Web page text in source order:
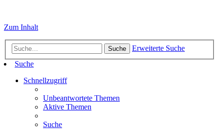
Zum Inhalt
Suche
Erweiterte Suche
Suche
Schnellzugriff
Unbeantwortete Themen
Aktive Themen
Suche